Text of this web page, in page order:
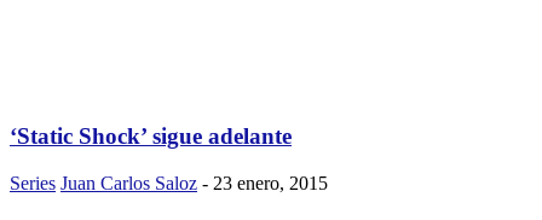
‘Static Shock’ sigue adelante
Series Juan Carlos Saloz - 23 enero, 2015